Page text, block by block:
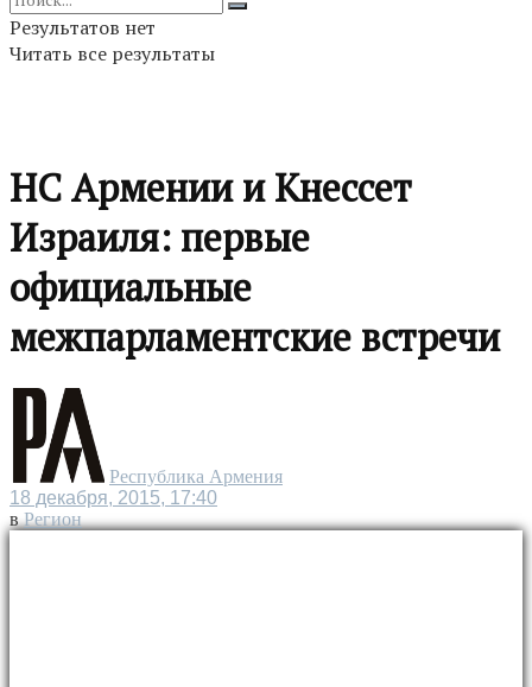
Результатов нет
Читать все результаты
НС Армении и Кнессет
Израиля: первые
официальные
межпарламентские встречи
Республика Армения
18 декабря, 2015, 17:40
в Регион